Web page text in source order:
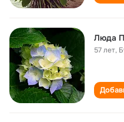
Люда
57 лет,